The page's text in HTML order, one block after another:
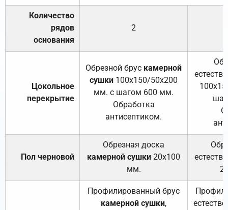
Количество
рядов
основания
2
Цокольное
перекрытие
Обрезной брус камерной
сушки 100х150/50х200
мм. с шагом 600 мм.
Обработка
антисептиком.
Пол черновой
Обрезная доска
камерной сушки 20х100
мм.
Профилированный брус
камерной сушки,